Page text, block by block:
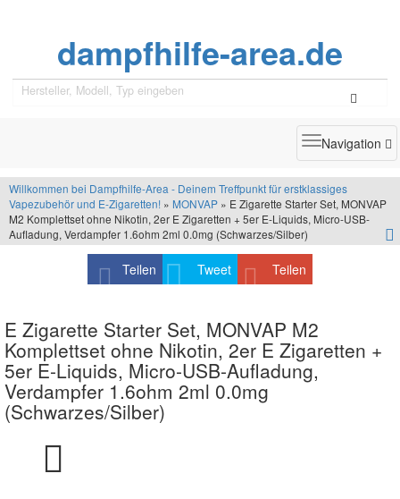
dampfhilfe-area.de
Toggle
Navigation
Willkommen bei Dampfhilfe-Area - Deinem Treffpunkt für erstklassiges
Vapezubehör und E-Zigaretten! » MONVAP » E Zigarette Starter Set, MONVAP
M2 Komplettset ohne Nikotin, 2er E Zigaretten + 5er E-Liquids, Micro-USB-
Aufladung, Verdampfer 1.6ohm 2ml 0.0mg (Schwarzes/Silber)
Teilen Tweet Teilen
E Zigarette Starter Set, MONVAP M2
Komplettset ohne Nikotin, 2er E Zigaretten +
5er E-Liquids, Micro-USB-Aufladung,
Verdampfer 1.6ohm 2ml 0.0mg
(Schwarzes/Silber)